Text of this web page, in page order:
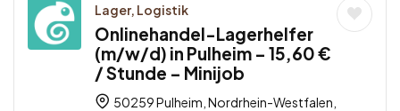
Lager, Logistik
Onlinehandel-Lagerhelfer
(m/w/d) in Pulheim – 15,60 €
/ Stunde – Minijob
50259 Pulheim, Nordrhein-Westfalen,